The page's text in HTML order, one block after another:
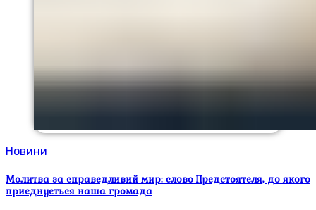
Новини
Молитва за справедливий мир: слово Предстоятеля, до якого
приєднується наша громада